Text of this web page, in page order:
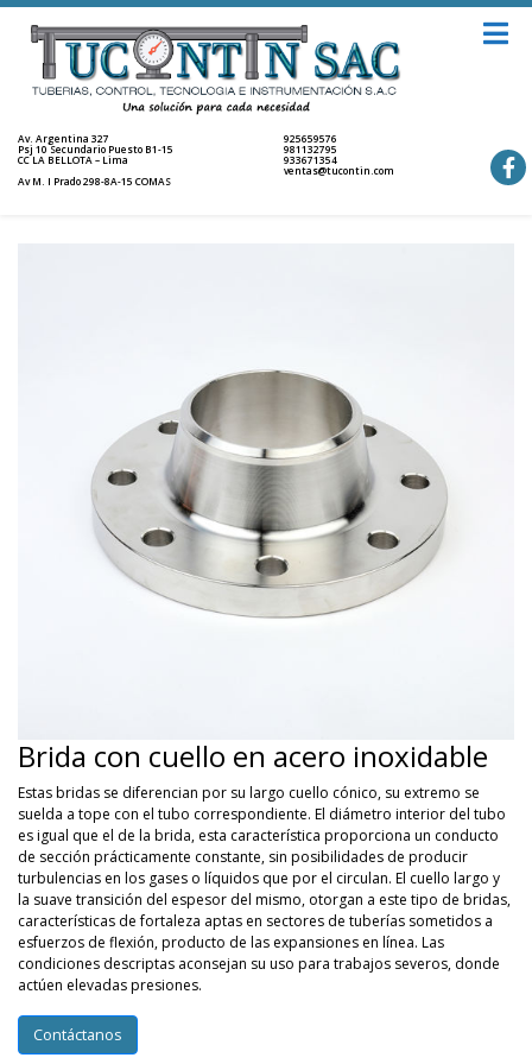
Av. Argentina 327
Psj 10 Secundario Puesto B1-15
CC LA BELLOTA – Lima
Av M. I Prado 298-8A-15 COMAS
925659576
981132795
933671354
ventas@tucontin.com
Brida con cuello en acero inoxidable
Estas bridas se diferencian por su largo cuello cónico, su extremo se
suelda a tope con el tubo correspondiente. El diámetro interior del tubo
es igual que el de la brida, esta característica proporciona un conducto
de sección prácticamente constante, sin posibilidades de producir
turbulencias en los gases o líquidos que por el circulan. El cuello largo y
la suave transición del espesor del mismo, otorgan a este tipo de bridas,
características de fortaleza aptas en sectores de tuberías sometidos a
esfuerzos de flexión, producto de las expansiones en línea. Las
condiciones descriptas aconsejan su uso para trabajos severos, donde
actúen elevadas presiones.
Contáctanos